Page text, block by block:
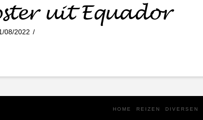
uit Equador
08/2022
HOME REIZEN DIVERSEN